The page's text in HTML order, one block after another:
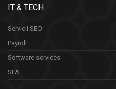
IT & TECH
Servicii SEO
Payroll
Software services
SFA